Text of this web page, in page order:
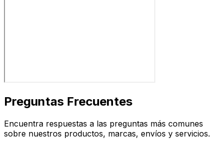
Preguntas Frecuentes
Encuentra respuestas a las preguntas más comunes
sobre nuestros productos, marcas, envíos y servicios.